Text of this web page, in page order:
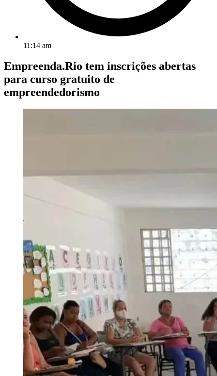
11:14 am
Empreenda.Rio tem inscrições abertas
para curso gratuito de
empreendedorismo